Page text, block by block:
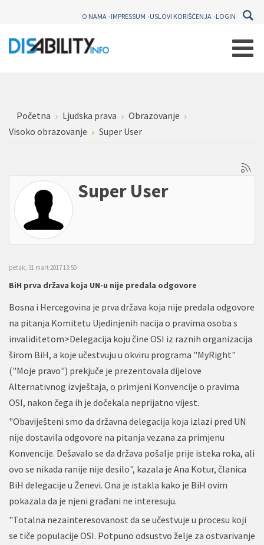
O NAMA IMPRESSUM USLOVI KORIŠĆENJA LOGIN
Početna Ljudska prava
Obrazovanje
Visoko obrazovanje
Super User
Super User
petak, 31 mart 2017 13:50
BiH prva država koja UN-u nije predala odgovore
Bosna i Hercegovina je prva država koja nije predala odgovore
na pitanja Komitetu Ujedinjenih nacija o pravima osoba s
invaliditetom>Delegacija koju čine OSI iz raznih organizacija
širom BiH, a koje učestvuju u okviru programa "MyRight"
("Moje pravo") prekjuče je prezentovala dijelove
Alternativnog izvještaja, o primjeni Konvencije o pravima
OSI, nakon čega ih je dočekala neprijatno vijest.
"Obaviješteni smo da državna delegacija koja izlazi pred UN
nije dostavila odgovore na pitanja vezana za primjenu
Konvencije. Dešavalo se da država pošalje prije isteka roka, ali
ovo se nikada ranije nije desilo", kazala je Ana Kotur, članica
BiH delegacije u Ženevi. Ona je istakla kako je BiH ovim
pokazala da je njeni građani ne interesuju.
"Totalna nezainteresovanost da se učestvuje u procesu koji
se tiče populacije OSI. Potpuno odsustvo želje za ostvarivanje